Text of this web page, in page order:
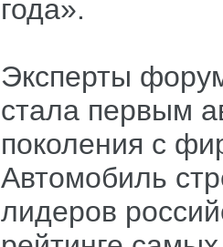
года».
Эксперты
стала первым
поколения с
Автомобиль
лидеров